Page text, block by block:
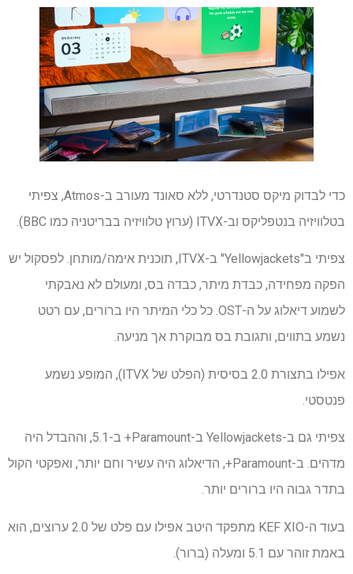
כדי לבדוק מיקס סטנדרטי, ללא סאונד מעורב ב-Atmos, צפיתי
בטלוויזיה בנטפליקס וב-ITVX (ערוץ טלוויזיה בבריטניה כמו BBC).
צפיתי ב"Yellowjackets" ב-ITVX, תוכנית אימה/מותחן. לפסקול יש
הפקה מפחידה, כבדת מיתר, כבדה בס, ומעולם לא נאבקתי
לשמוע דיאלוג על ה-OST. כל כלי המיתר היו ברורים, עם רטט
נשמע בתווים, ותגובת בס מבוקרת אך מניעה.
אפילו בתצורת 2.0 בסיסית (הפלט של ITVX), המופע נשמע
פנטסטי.
צפיתי גם ב-Yellowjackets ב-Paramount+ ב-5.1, וההבדל היה
מדהים. ב-Paramount+, הדיאלוג היה עשיר וחם יותר, ואפקטי הקול
בתדר גבוה היו ברורים יותר.
בעוד ה-KEF XIO מתפקד היטב אפילו עם פלט של 2.0 ערוצים, הוא
באמת זוהר עם 5.1 ומעלה (ברור).